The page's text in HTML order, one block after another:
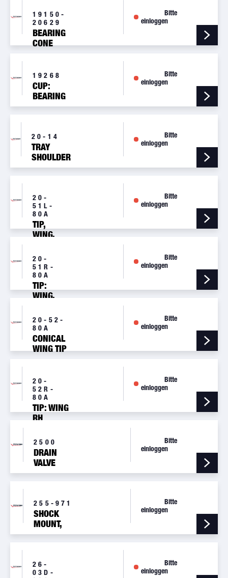
C172/177
19150-
20629
BEARING
CONE
Bitte
einloggen
19268
CUP:
BEARING
ROLLER
Bitte
einloggen
20-14
TRAY
SHOULDER
HARNESS
Bitte
einloggen
20-
51L-
80A
TIP,
WING,
LH
Bitte
einloggen
20-
51R-
80A
TIP:
WING,
RH
Bitte
einloggen
20-52-
80A
CONICAL
WING TIP
Bitte
einloggen
20-
52R-
80A
TIP: WING
RH
Bitte
einloggen
2500
DRAIN
VALVE
Bitte
einloggen
255-971
SHOCK
MOUNT,
EXHAUST
Bitte
einloggen
26-
03D-
Bitte
einloggen